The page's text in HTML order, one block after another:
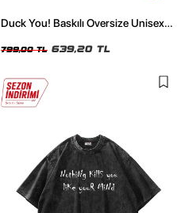
Duck You! Baskılı Oversize Unisex
799,00 TL 639,20 TL